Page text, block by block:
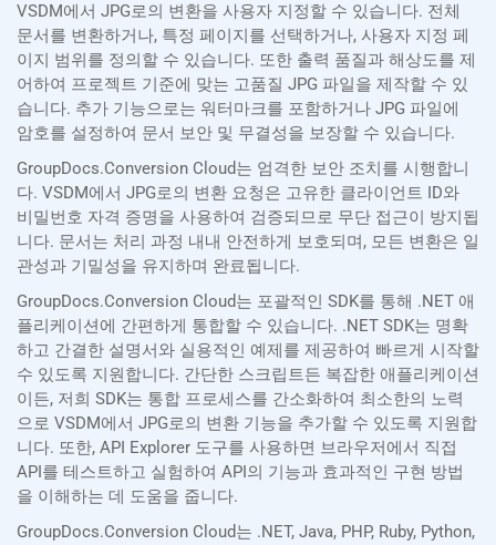
VSDM에서 JPG로의 변환을 사용자 지정할 수 있습니다. 전체
문서를 변환하거나, 특정 페이지를 선택하거나, 사용자 지정 페
이지 범위를 정의할 수 있습니다. 또한 출력 품질과 해상도를 제
어하여 프로젝트 기준에 맞는 고품질 JPG 파일을 제작할 수 있
습니다. 추가 기능으로는 워터마크를 포함하거나 JPG 파일에
암호를 설정하여 문서 보안 및 무결성을 보장할 수 있습니다.
GroupDocs.Conversion Cloud는 엄격한 보안 조치를 시행합니
다. VSDM에서 JPG로의 변환 요청은 고유한 클라이언트 ID와
비밀번호 자격 증명을 사용하여 검증되므로 무단 접근이 방지됩
니다. 문서는 처리 과정 내내 안전하게 보호되며, 모든 변환은 일
관성과 기밀성을 유지하며 완료됩니다.
GroupDocs.Conversion Cloud는 포괄적인 SDK를 통해 .NET 애
플리케이션에 간편하게 통합할 수 있습니다. .NET SDK는 명확
하고 간결한 설명서와 실용적인 예제를 제공하여 빠르게 시작할
수 있도록 지원합니다. 간단한 스크립트든 복잡한 애플리케이션
이든, 저희 SDK는 통합 프로세스를 간소화하여 최소한의 노력
으로 VSDM에서 JPG로의 변환 기능을 추가할 수 있도록 지원합
니다. 또한, API Explorer 도구를 사용하면 브라우저에서 직접
API를 테스트하고 실험하여 API의 기능과 효과적인 구현 방법
을 이해하는 데 도움을 줍니다.
GroupDocs.Conversion Cloud는 .NET, Java, PHP, Ruby, Python,